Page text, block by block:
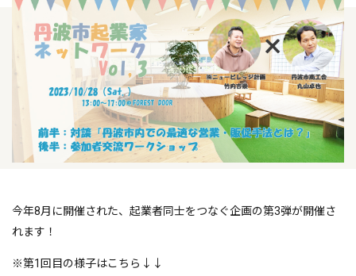
今年8月に開催された、起業者同士をつなぐ企画の第3弾が開催さ
れます！
※第1回目の様子はこちら↓↓